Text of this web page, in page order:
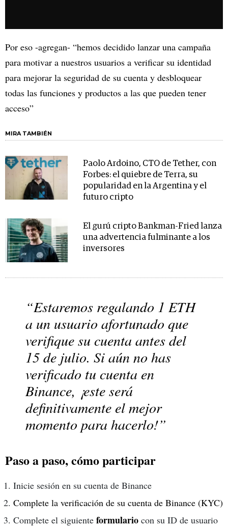
Por eso -agregan- “hemos decidido lanzar una campaña
para motivar a nuestros usuarios a verificar su identidad
para mejorar la seguridad de su cuenta y desbloquear
todas las funciones y productos a las que pueden tener
acceso”
MIRA TAMBIÉN
Paolo Ardoino, CTO de Tether, con
Forbes: el quiebre de Terra, su
popularidad en la Argentina y el
futuro cripto
El gurú cripto Bankman-Fried lanza
una advertencia fulminante a los
inversores
“Estaremos regalando 1 ETH
a un usuario afortunado que
verifique su cuenta antes del
15 de julio. Si aún no has
verificado tu cuenta en
Binance, ¡este será
definitivamente el mejor
momento para hacerlo!”
Paso a paso, cómo participar
Inicie sesión en su cuenta de Binance
Complete la verificación de su cuenta de Binance (KYC)
Complete el siguiente formulario con su ID de usuario